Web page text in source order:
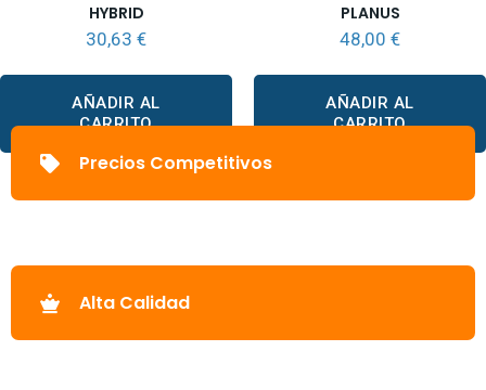
HYBRID
30,63 €
AÑADIR AL
CARRITO
PLANUS
48,00 €
AÑADIR AL
CARRITO
Precios Competitivos
Alta Calidad